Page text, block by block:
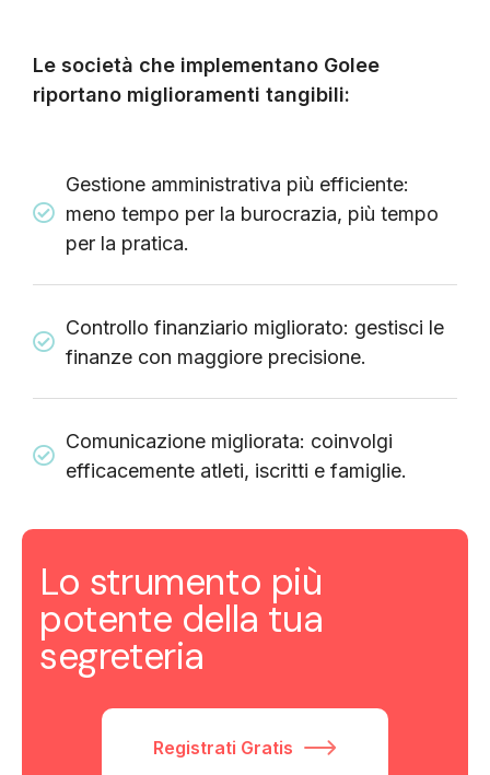
Le società che implementano Golee
riportano miglioramenti tangibili:
Gestione amministrativa più efficiente:
meno tempo per la burocrazia, più tempo
per la pratica.
Controllo finanziario migliorato: gestisci le
finanze con maggiore precisione.
Comunicazione migliorata: coinvolgi
efficacemente atleti, iscritti e famiglie.
Lo strumento più
potente della tua
segreteria
Registrati Gratis